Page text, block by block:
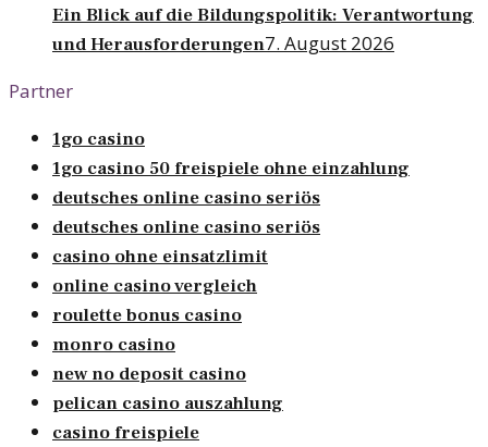
Ein Blick auf die Bildungspolitik: Verantwortung
und Herausforderungen7. August 2026
Partner
1go casino
1go casino 50 freispiele ohne einzahlung
deutsches online casino seriös
deutsches online casino seriös
casino ohne einsatzlimit
online casino vergleich
roulette bonus casino
monro casino
new no deposit casino
pelican casino auszahlung
casino freispiele